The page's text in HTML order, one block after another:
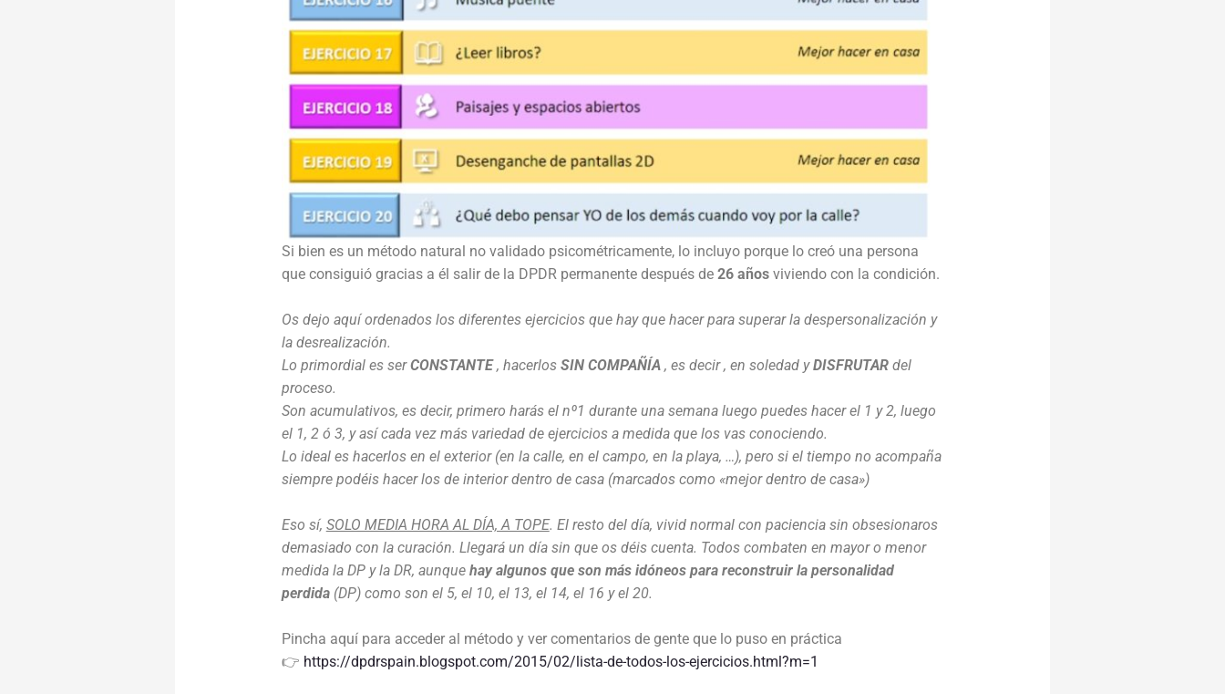
Si bien es un método natural no validado psicométricamente, lo incluyo porque lo creó una persona
que consiguió gracias a él salir de la DPDR permanente después de26 añosviviendo con la condición.
Os dejo aquí ordenados los diferentes ejercicios que hay que hacer para superar la despersonalización y
la desrealización.
Lo primordial es serCONSTANTE, hacerlos SIN COMPAÑÍA, es decir , en soledad yDISFRUTARdel
proceso.
Son acumulativos, es decir, primero harás el nº1 durante una semana luego puedes hacer el 1 y 2, luego
el 1, 2 ó 3, y así cada vez más variedad de ejercicios a medida que los vas conociendo.
Lo ideal es hacerlos en el exterior (en la calle, en el campo, en la playa, …), pero si el tiempo no acompaña
siempre podéis hacer los de interior dentro de casa (marcados como «mejor dentro de casa»)
Eso sí, SOLO MEDIA HORA AL DÍA, A TOPE. El resto del día, vivid normal con paciencia sin obsesionaros
demasiado con la curación. Llegará un día sin que os déis cuenta. Todos combaten en mayor o menor
medida la DP y la DR, aunque hay algunos que son más idóneos para reconstruir la personalidad
perdida(DP) como son el 5, el 10, el 13, el 14, el 16 y el 20.
Pincha aquí para acceder al método y ver comentarios de gente que lo puso en práctica
👉 https://dpdrspain.blogspot.com/2015/02/lista-de-todos-los-ejercicios.html?m=1